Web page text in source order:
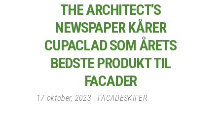
THE ARCHITECT’S
NEWSPAPER KÅRER
CUPACLAD SOM ÅRETS
BEDSTE PRODUKT TIL
FACADER
17 oktober, 2023 FACADESKIFER